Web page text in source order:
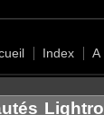
Index A